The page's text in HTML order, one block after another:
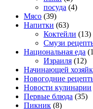
посуда (4)
Мясо (39)
Напитки (63)
Коктейли (13)
Смузи
Национальная еда
Израиля (12)
Начинающей
Новогодние
Новости кулинарии
Первые блюда (35)
Пикник (8)